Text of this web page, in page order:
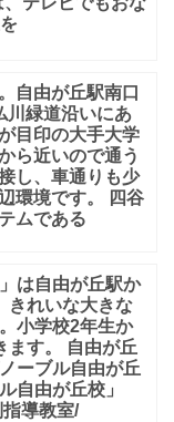
自由が丘駅南口
川緑道沿いにあ
目印の大手大学
ら近いので通う
し、車通りも少
環境です。 四谷
ムである
は自由が丘駅か
きれいな大きな
小学校2年生か
ます。 自由が丘
ーブル自由が丘
自由が丘校」
指導教室/